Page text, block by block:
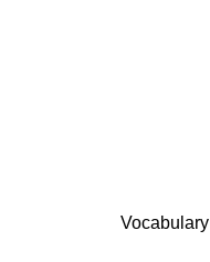
Vocabulary